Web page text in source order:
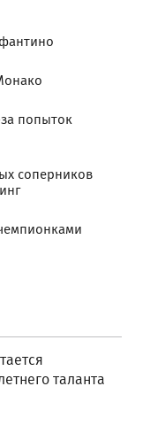
попыток
соперников
таланта